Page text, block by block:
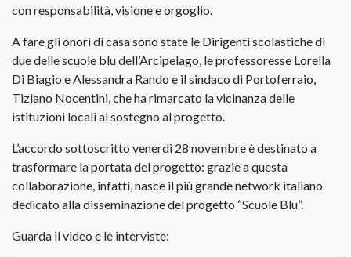
con responsabilità, visione e orgoglio.
A fare gli onori di casa sono state le Dirigenti scolastiche di
due delle scuole blu dell’Arcipelago, le professoresse Lorella
Di Biagio e Alessandra Rando e il sindaco di Portoferraio,
Tiziano Nocentini, che ha rimarcato la vicinanza delle
istituzioni locali al sostegno al progetto.
L’accordo sottoscritto venerdì 28 novembre è destinato a
trasformare la portata del progetto: grazie a questa
collaborazione, infatti, nasce il più grande network italiano
dedicato alla disseminazione del progetto “Scuole Blu”.
Guarda il video e le interviste: